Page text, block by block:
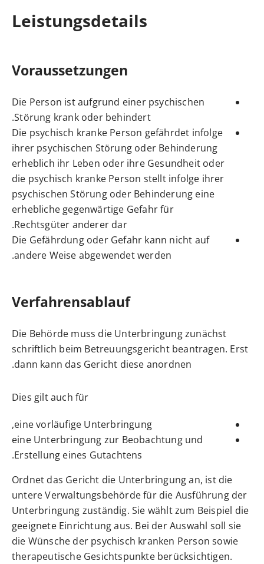
Leistungsdetails
Voraussetzungen
Die Person ist aufgrund einer psychischen
Störung krank oder behindert.
Die psychisch kranke Person gefährdet infolge
ihrer psychischen Störung oder Behinderung
erheblich ihr Leben oder ihre Gesundheit oder
die psychisch kranke Person stellt infolge ihrer
psychischen Störung oder Behinderung eine
erhebliche gegenwärtige Gefahr für
Rechtsgüter anderer dar.
Die Gefährdung oder Gefahr kann nicht auf
andere Weise abgewendet werden.
Verfahrensablauf
Die Behörde muss die Unterbringung zunächst
schriftlich beim Betreuungsgericht beantragen. Erst
dann kann das Gericht diese anordnen.
Dies gilt auch für
eine vorläufige Unterbringung,
eine Unterbringung zur Beobachtung und
Erstellung eines Gutachtens.
Ordnet das Gericht die Unterbringung an, ist die
untere Verwaltungsbehörde für die Ausführung der
Unterbringung zuständig. Sie wählt zum Beispiel die
geeignete Einrichtung aus. Bei der Auswahl soll sie
die Wünsche der psychisch kranken Person sowie
therapeutische Gesichtspunkte berücksichtigen.